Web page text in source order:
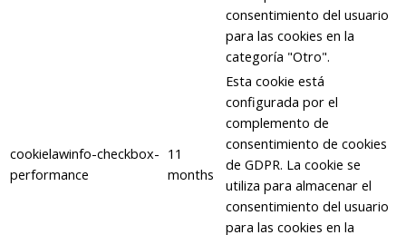
consentimiento del usuario
para las cookies en la
categoría "Otro".
cookielawinfo-checkbox-
performance
11
months
Esta cookie está
configurada por el
complemento de
consentimiento de cookies
de GDPR. La cookie se
utiliza para almacenar el
consentimiento del usuario
para las cookies en la